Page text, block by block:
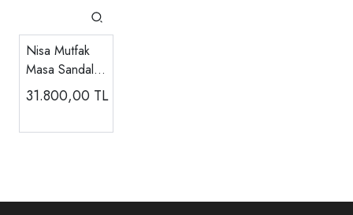
Nisa Mutfak
Masa Sandalye
Takımı
31.800,00 TL